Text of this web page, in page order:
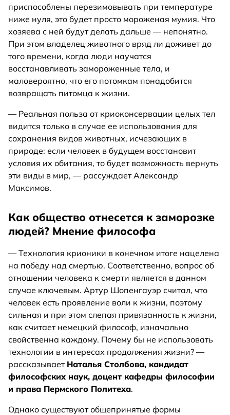
приспособлены перезимовывать при температуре
ниже нуля, это будет просто мороженая мумия. Что
хозяева с ней будут делать дальше — непонятно.
При этом владелец животного вряд ли доживет до
того времени, когда люди научатся
восстанавливать замороженные тела, и
маловероятно, что его потомкам понадобится
возвращать питомца к жизни.
— Реальная польза от криоконсервации целых тел
видится только в случае ее использования для
сохранения видов животных, исчезающих в
природе: если человек в будущем восстановит
условия их обитания, то будет возможность вернуть
эти виды в мир, — рассуждает Александр
Максимов.
Как общество отнесется к заморозке
людей? Мнение философа
— Технология крионики в конечном итоге нацелена
на победу над смертью. Соответственно, вопрос об
отношении человека к смерти является в данном
случае ключевым. Артур Шопенгауэр считал, что
человек есть проявление воли к жизни, поэтому
сильная и при этом слепая привязанность к жизни,
как считает немецкий философ, изначально
свойственна каждому. Почему бы не использовать
технологии в интересах продолжения жизни? —
рассказывает Наталья Столбова, кандидат
философских наук, доцент кафедры философии
и права Пермского Политеха.
Однако существуют общепринятые формы